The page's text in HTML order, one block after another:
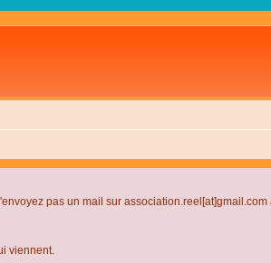
pas un mail sur association.reel[at]gmail.com
viennent.